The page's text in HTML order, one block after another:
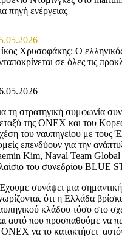
πηγή ενέργειας
Χρυσοφάκης: Ο
σε όλες τις
τη στρατηγική συμφωνία
της ONEX και του
του ναυπηγείου με τους
επενδύουν για την
Kim, Naval Team
του συνεδρίου BLUE
συνάψει μια
ότι η Ελλάδα
κλάδου τόσο στο
αυτό που προσπαθούμε να
να το κατακτήσει